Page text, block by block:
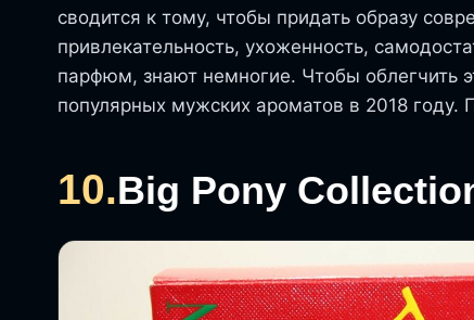
сводится к тому, чтобы придать образу
привлекательность, ухоженность,
парфюм, знают немногие. Чтобы облегчить
популярных мужских ароматов в 2018
10.Big Pony